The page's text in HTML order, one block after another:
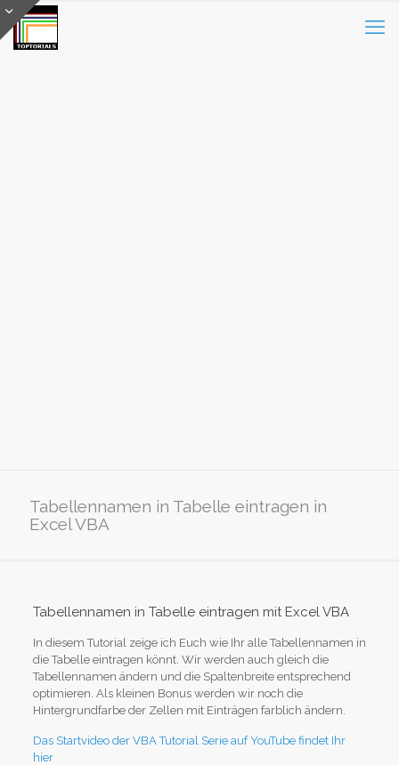
Tabellennamen in Tabelle eintragen in
Excel VBA
Tabellennamen in Tabelle eintragen mit Excel VBA
In diesem Tutorial zeige ich Euch wie Ihr alle Tabellennamen in
die Tabelle eintragen könnt. Wir werden auch gleich die
Tabellennamen ändern und die Spaltenbreite entsprechend
optimieren. Als kleinen Bonus werden wir noch die
Hintergrundfarbe der Zellen mit Einträgen farblich ändern.
Das Startvideo der VBA Tutorial Serie auf YouTube findet Ihr
hier